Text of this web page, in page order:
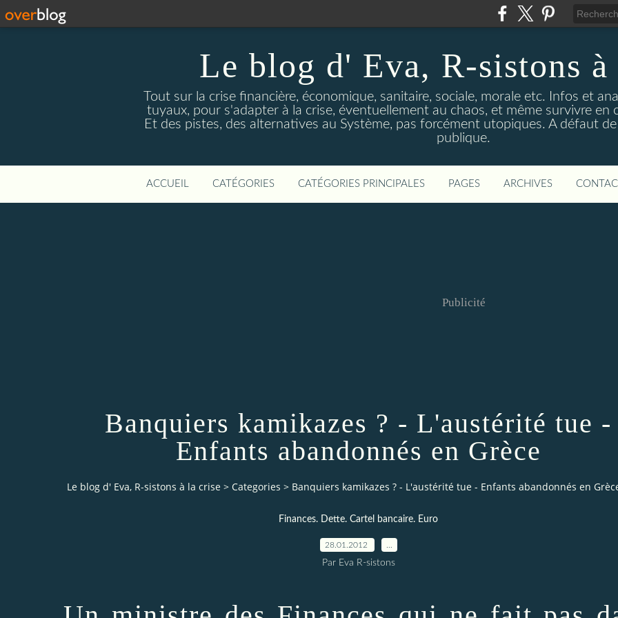
Le blog d' Eva, R-sistons à
Tout sur la crise financière, économique, sanitaire, sociale, morale etc. Infos et
tuyaux, pour s'adapter à la crise, éventuellement au chaos, et même survivre en
Et des pistes, des alternatives au Système, pas forcément utopiques. A défaut
publique.
ACCUEIL CATÉGORIES CATÉGORIES PRINCIPALES PAGES ARCHIVES
Publicité
Banquiers kamikazes ? - L'austérité tue -
Enfants abandonnés en Grèce
Le blog d' Eva, R-sistons à la crise > Categories > Banquiers kamikazes ? - L'austérité tue - Enfants abandonnés en
Finances. Dette. Cartel bancaire. Euro
28.01.2012
Par Eva R-sistons